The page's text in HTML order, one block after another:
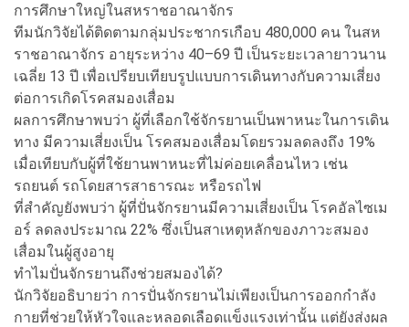
การศึกษาใหญ่ในสหราชอาณาจักร
ทีมนักวิจัยได้ติดตามกลุ่มประชากรเกือบ 480,000 คน ในสห
ราชอาณาจักร อายุระหว่าง 40–69 ปี เป็นระยะเวลายาวนาน
เฉลี่ย 13 ปี เพื่อเปรียบเทียบรูปแบบการเดินทางกับความเสี่ยง
ต่อการเกิดโรคสมองเสื่อม
ผลการศึกษาพบว่า ผู้ที่เลือกใช้จักรยานเป็นพาหนะในการเดิน
ทาง มีความเสี่ยงเป็น โรคสมองเสื่อมโดยรวมลดลงถึง 19%
เมื่อเทียบกับผู้ที่ใช้ยานพาหนะที่ไม่ค่อยเคลื่อนไหว เช่น
รถยนต์ รถโดยสารสาธารณะ หรือรถไฟ
ที่สำคัญยังพบว่า ผู้ที่ปั่นจักรยานมีความเสี่ยงเป็น โรคอัลไซเม
อร์ ลดลงประมาณ 22% ซึ่งเป็นสาเหตุหลักของภาวะสมอง
เสื่อมในผู้สูงอายุ
ทำไมปั่นจักรยานถึงช่วยสมองได้?
นักวิจัยอธิบายว่า การปั่นจักรยานไม่เพียงเป็นการออกกำลัง
กายที่ช่วยให้หัวใจและหลอดเลือดแข็งแรงเท่านั้น แต่ยังส่งผล